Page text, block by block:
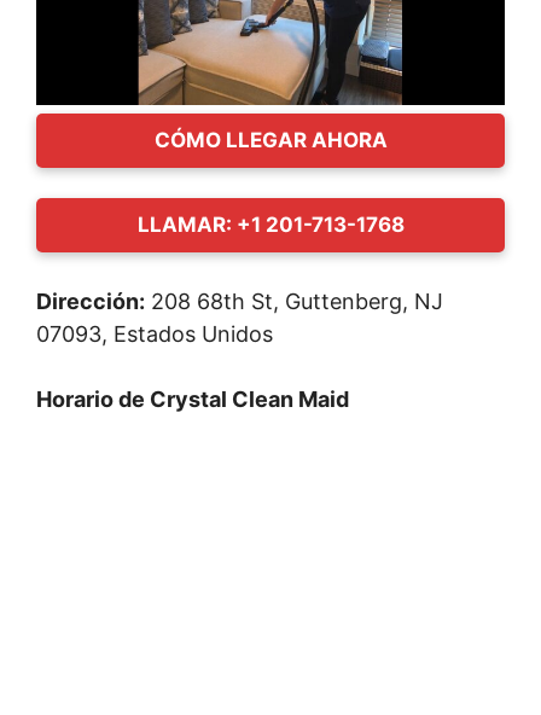
CÓMO LLEGAR AHORA
LLAMAR: +1 201-713-1768
Dirección: 208 68th St, Guttenberg, NJ
07093, Estados Unidos
Horario de Crystal Clean Maid